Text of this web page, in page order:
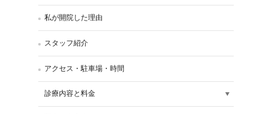
私が開院した理由
スタッフ紹介
アクセス・駐車場・時間
診療内容と料金